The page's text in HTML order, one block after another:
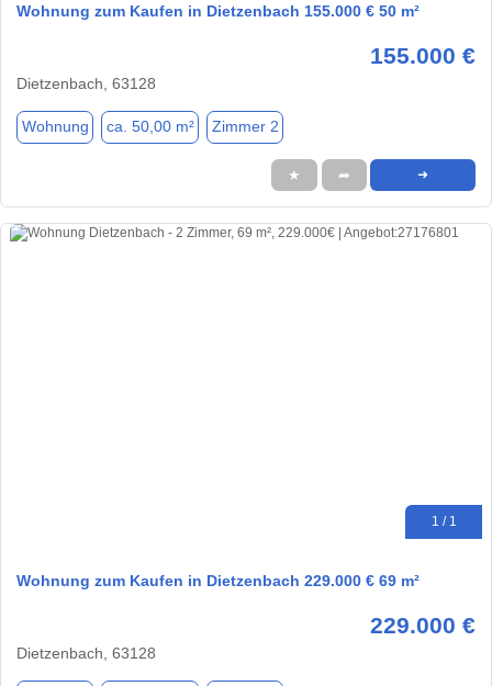
Wohnung zum Kaufen in Dietzenbach 155.000 € 50 m²
155.000 €
Dietzenbach, 63128
Wohnung ca. 50,00 m² Zimmer 2
★ ➦ ➜
1 / 1
Wohnung zum Kaufen in Dietzenbach 229.000 € 69 m²
229.000 €
Dietzenbach, 63128